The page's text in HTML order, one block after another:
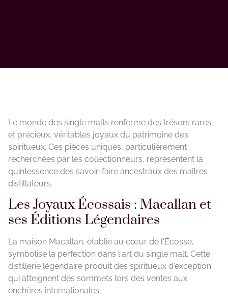
Le monde des single malts renferme des trésors rares
et précieux, véritables joyaux du patrimoine des
spiritueux. Ces pièces uniques, particulièrement
recherchées par les collectionneurs, représentent la
quintessence des savoir-faire ancestraux des maîtres
distillateurs.
Les Joyaux Écossais : Macallan et
ses Éditions Légendaires
La maison Macallan, établie au cœur de l'Écosse,
symbolise la perfection dans l'art du single malt. Cette
distillerie légendaire produit des spiritueux d'exception
qui atteignent des sommets lors des ventes aux
enchères internationales.